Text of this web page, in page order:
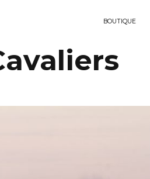
BOUTIQUE